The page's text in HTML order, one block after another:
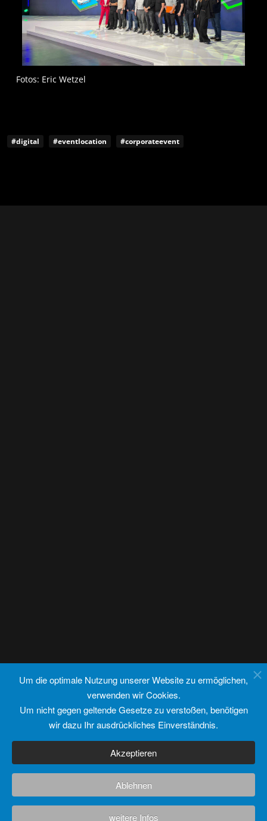
Fotos: Eric Wetzel
#digital #eventlocation #corporateevent
Um die optimale Nutzung unserer Website zu ermöglichen,
verwenden wir Cookies.
Um nicht gegen geltende Gesetze zu verstoßen, benötigen
wir dazu Ihr ausdrückliches Einverständnis.
Akzeptieren
Ablehnen
weitere Infos